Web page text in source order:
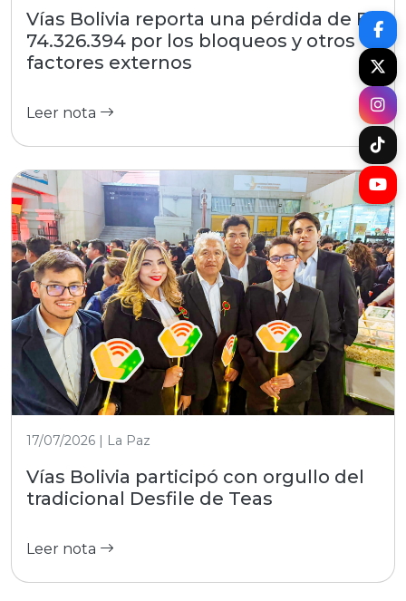
Vías Bolivia reporta una pérdida de Bs
74.326.394 por los bloqueos y otros
factores externos
Leer nota
17/07/2026 | La Paz
Vías Bolivia participó con orgullo del
tradicional Desfile de Teas
Leer nota